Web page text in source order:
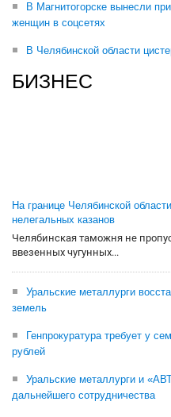
В Магнитогорске вынесли
женщин в соцсетях
В Челябинской области
БИЗНЕС
На границе Челябинской
нелегальных казанов
Челябинская таможня не
ввезенных чугунных...
Уральские металлурги
земель
Генпрокуратура требует у
рублей
Уральские металлурги и
дальнейшего сотрудничества